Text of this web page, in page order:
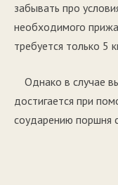
забывать про
необходимого
требуется только 5
Однако в случае
достигается при
соударению поршня